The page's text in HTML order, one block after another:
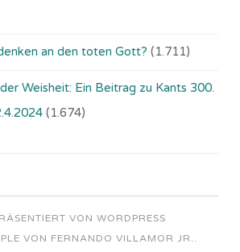
an den toten Gott? (1.711)
Weisheit: Ein Beitrag zu Kants 300.
(1.674)
VON WORDPRESS
VON FERNANDO VILLAMOR JR. .